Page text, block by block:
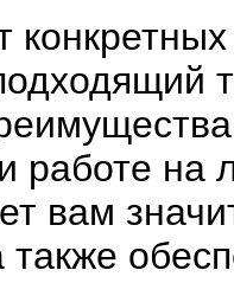
работе на
вам
также